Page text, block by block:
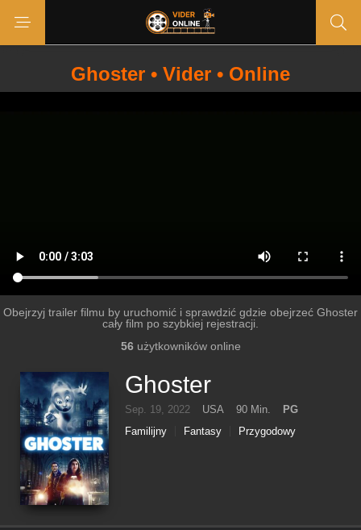
Ghoster • Vider • Online
Obejrzyj trailer filmu by uruchomić i sprawdzić gdzie obejrzeć Ghoster
cały film po szybkiej rejestracji.
56użytkowników online
Ghoster
Sep. 19, 2022 USA 90 Min.
PG
Familijny
Fantasy Przygodowy